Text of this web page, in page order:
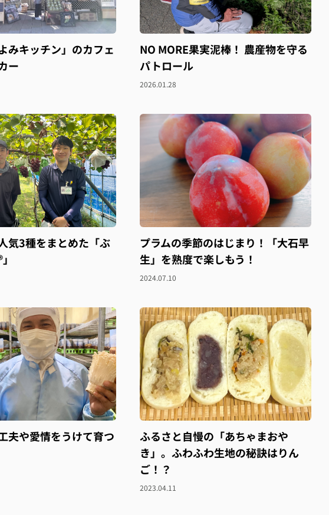
みキッチン」のカフェ
ー
NO MORE果実泥棒！ 農産物を守る
パトロール
2026.01.28
気3種をまとめた「ぶ
プラムの季節のはじまり！「大石早
生」を熟度で楽しもう！
2024.07.10
夫や愛情をうけて育つ
ふるさと自慢の「あちゃまおや
き」。ふわふわ生地の秘訣はりん
ご！？
2023.04.11